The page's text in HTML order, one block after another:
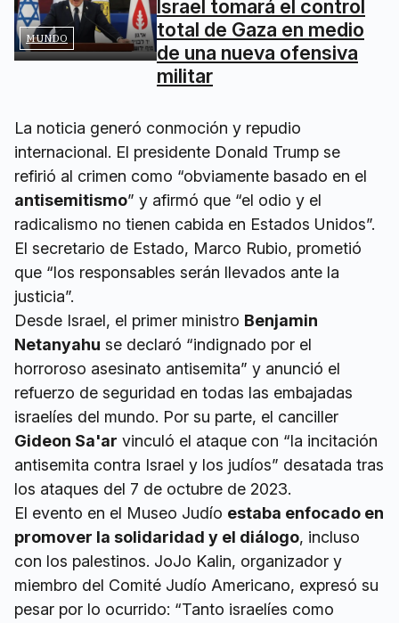
MUNDO
Israel tomará el control
total de Gaza en medio
de una nueva ofensiva
militar
La noticia generó conmoción y repudio
internacional. El presidente Donald Trump se
refirió al crimen como “obviamente basado en el
antisemitismo” y afirmó que “el odio y el
radicalismo no tienen cabida en Estados Unidos”.
El secretario de Estado, Marco Rubio, prometió
que “los responsables serán llevados ante la
justicia”.
Desde Israel, el primer ministro Benjamin
Netanyahu se declaró “indignado por el
horroroso asesinato antisemita” y anunció el
refuerzo de seguridad en todas las embajadas
israelíes del mundo. Por su parte, el canciller
Gideon Sa'ar vinculó el ataque con “la incitación
antisemita contra Israel y los judíos” desatada tras
los ataques del 7 de octubre de 2023.
El evento en el Museo Judío estaba enfocado en
promover la solidaridad y el diálogo, incluso
con los palestinos. JoJo Kalin, organizador y
miembro del Comité Judío Americano, expresó su
pesar por lo ocurrido: “Tanto israelíes como